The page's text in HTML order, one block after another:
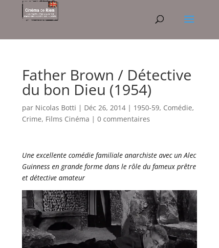
Father Brown / Détective
du bon Dieu (1954)
par Nicolas Botti | Déc 26, 2014| 1950-59, Comédie,
Crime, Films Cinéma | 0 commentaires
Une excellente comédie familiale anarchiste avec un Alec
Guinness en grande forme dans le rôle du fameux prêtre
et détective amateur